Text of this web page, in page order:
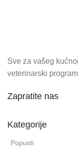
Sve za vašeg
veterinarski
Zapratite nas
Kategorije
Popusti